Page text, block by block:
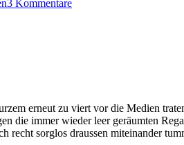
3 Kommentare—
erneut zu viert vor die Medi­en
die immer wieder leer geräumten
sor­g­los draussen miteinan­der